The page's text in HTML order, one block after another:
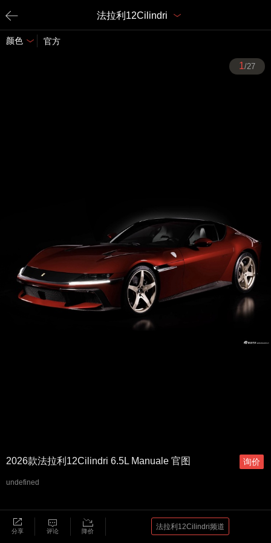
法拉利12Cilindri
颜色 官方
1/27
2026款法拉利12Cilindri 6.5L Manuale 官图
undefined
分享 评论 降价
法拉利12Cilindri频道
询价